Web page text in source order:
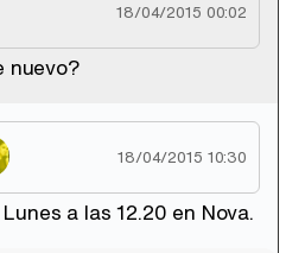
Tráiler de '33 días', la nueva serie de Atresplayer con Julián Villagrán y José Manuel Poga
18/04/2015 00:02
nuevo?
18/04/2015 10:30
a las 12.20 en Nova.